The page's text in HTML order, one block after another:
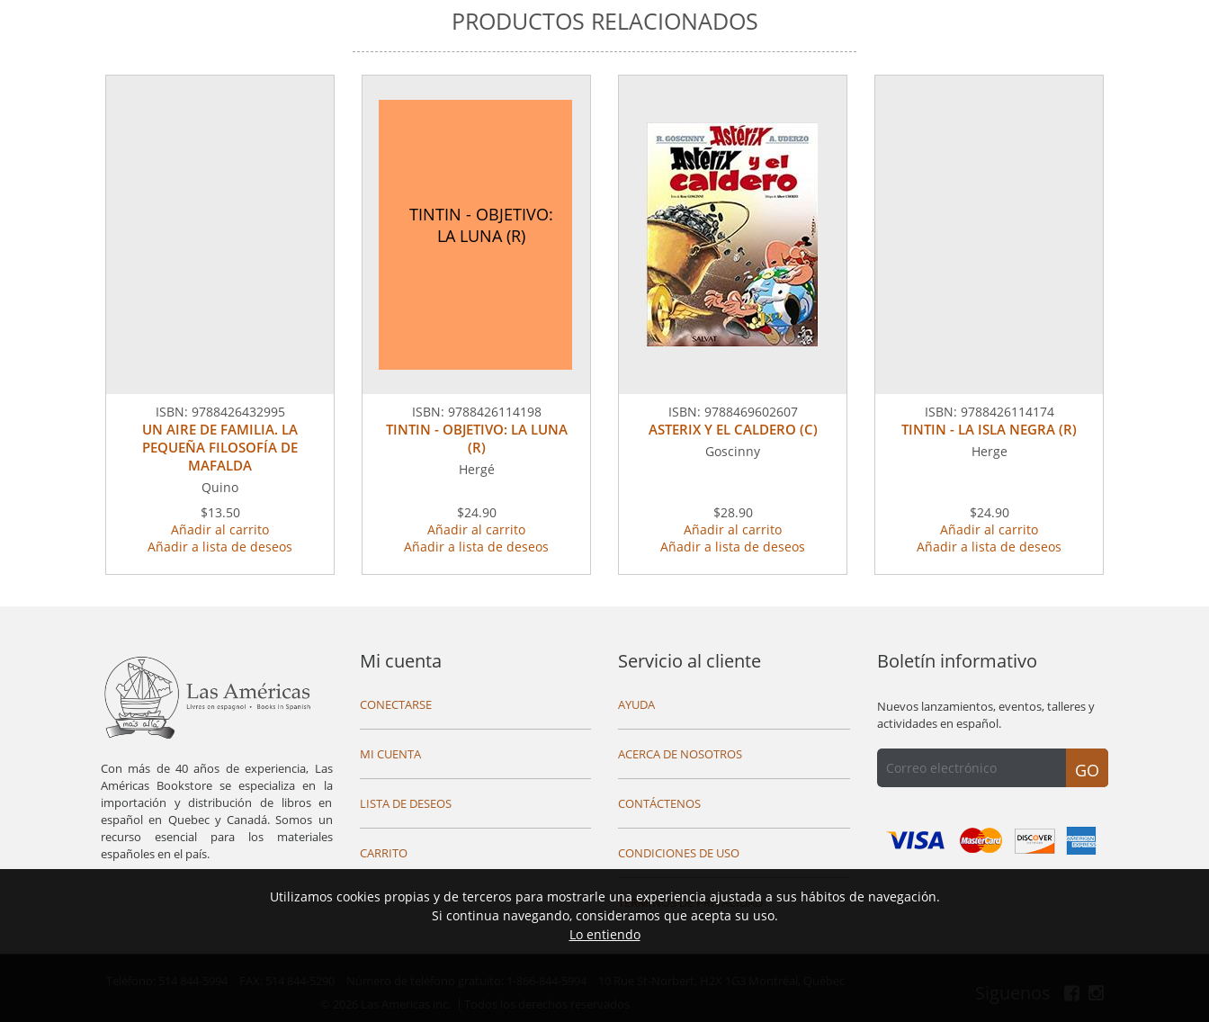
PRODUCTOS RELACIONADOS
ISBN: 9788426432995
UN AIRE DE FAMILIA. LA
PEQUEÑA FILOSOFÍA DE
MAFALDA
Quino
$13.50
Añadir al carrito
Añadir a lista de deseos
TINTIN - OBJETIVO:
LA LUNA (R)
ISBN: 9788426114198
TINTIN - OBJETIVO: LA LUNA
(R)
Hergé
$24.90
Añadir al carrito
Añadir a lista de deseos
ISBN: 9788469602607
ASTERIX Y EL CALDERO (C)
Goscinny
$28.90
Añadir al carrito
Añadir a lista de deseos
ISBN: 9788426114174
TINTIN - LA ISLA NEGRA (R)
Herge
$24.90
Añadir al carrito
Añadir a lista de deseos
Con más de 40 años de experiencia, Las
Américas Bookstore se especializa en la
importación y distribución de libros en
español en Quebec y Canadá. Somos un
recurso esencial para los materiales
españoles en el país.
Mi cuenta
CONECTARSE
MI CUENTA
LISTA DE DESEOS
CARRITO
Servicio al cliente
AYUDA
ACERCA DE NOSOTROS
CONTÁCTENOS
CONDICIONES DE USO
TÉRMINOS DE PRIVACIDAD
Boletín informativo
Nuevos lanzamientos, eventos, talleres y
actividades en español.
GO
Utilizamos cookies propias y de terceros para mostrarle una experiencia ajustada a sus hábitos de navegación.
Si continua navegando, consideramos que acepta su uso.
Lo entiendo